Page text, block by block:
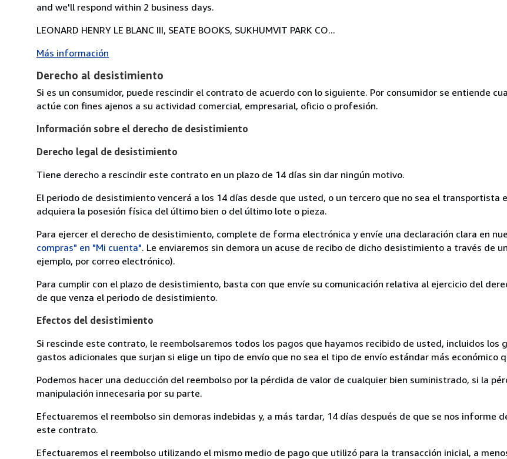
and we'll respond within 2 business days.
LEONARD HENRY LE BLANC III, SEATE BOOKS, SUKHUMVIT PARK CO...
Más información
Derecho al desistimiento
Si es un consumidor, puede rescindir el contrato de acuerdo con lo siguiente. Por consumidor se entiende
actúe con fines ajenos a su actividad comercial, empresarial, oficio o profesión.
Información sobre el derecho de desistimiento
Derecho legal de desistimiento
Tiene derecho a rescindir este contrato en un plazo de 14 días sin dar ningún motivo.
El periodo de desistimiento vencerá a los 14 días desde que usted, o un tercero que no sea el transportista
adquiera la posesión física del último bien o del último lote o pieza.
Para ejercer el derecho de desistimiento, complete de forma electrónica y envíe una declaración clara en
compras" en "Mi cuenta". Le enviaremos sin demora un acuse de recibo de dicho desistimiento a través de
ejemplo, por correo electrónico).
Para cumplir con el plazo de desistimiento, basta con que envíe su comunicación relativa al ejercicio del
de que venza el periodo de desistimiento.
Efectos del desistimiento
Si rescinde este contrato, le reembolsaremos todos los pagos que hayamos recibido de usted, incluidos los
gastos adicionales que surjan si elige un tipo de envío que no sea el tipo de envío estándar más económico
Podemos hacer una deducción del reembolso por la pérdida de valor de cualquier bien suministrado, si la
manipulación innecesaria por su parte.
Efectuaremos el reembolso sin demoras indebidas y, a más tardar, 14 días después de que se nos informe
este contrato.
Efectuaremos el reembolso utilizando el mismo medio de pago que utilizó para la transacción inicial, a